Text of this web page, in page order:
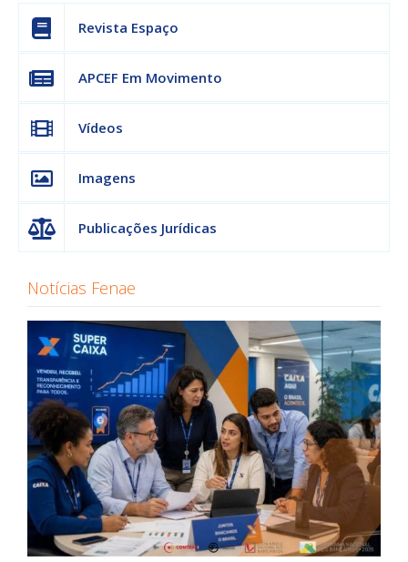
Revista Espaço
APCEF Em Movimento
Vídeos
Imagens
Publicações Jurídicas
Notícias Fenae